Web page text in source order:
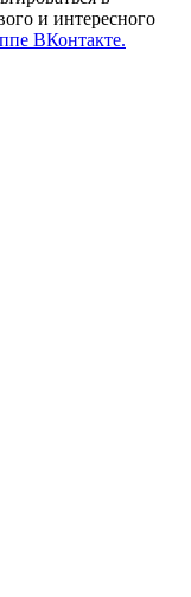
и интересного
ВКонтакте.